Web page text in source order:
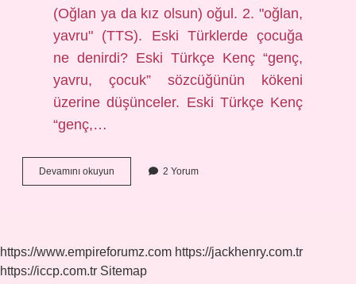
(Oğlan ya da kız olsun) oğul. 2. "oğlan,
yavru" (TTS). Eski Türklerde çocuğa
ne denirdi? Eski Türkçe Kenç “genç,
yavru, çocuk” sözcüğünün kökeni
üzerine düşünceler. Eski Türkçe Kenç
“genç,…
Devamını okuyun
Türklerde
2 Yorum
https://www.empireforumz.com https://jackhenry.com.tr
https://iccp.com.tr Sitemap